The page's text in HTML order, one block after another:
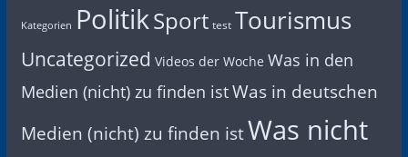
Kategorien PolitikSport test Tourismus
Uncategorized Videos der Woche Was in den
Medien (nicht) zu finden istWas in deutschen
Medien (nicht) zu finden istWas nicht